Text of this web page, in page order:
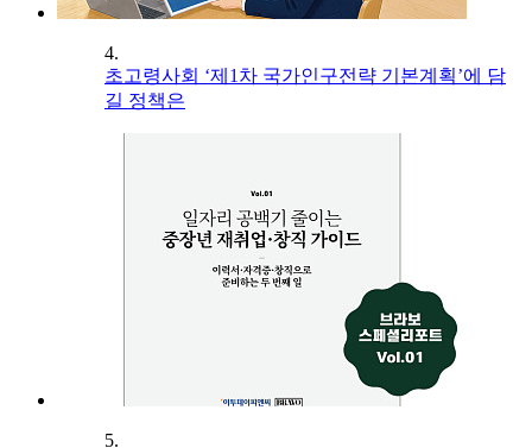
4.
초고령사회 ‘제1차 국가인구전략 기본계획’에 담
길 정책은
5.